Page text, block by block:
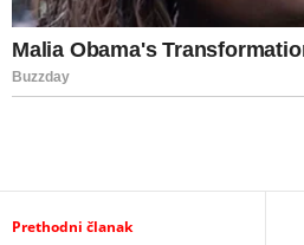
Prethodni članak